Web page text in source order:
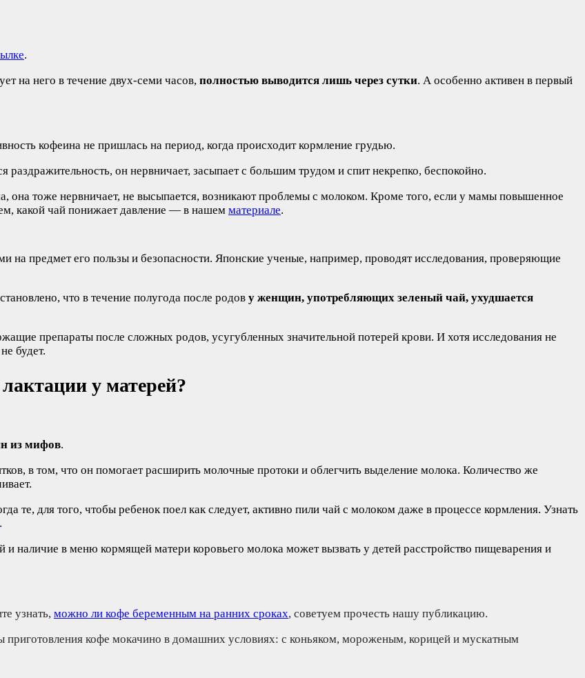
.
на него в течение двух-семи часов, полностью выводится лишь через сутки. А особенно активен в первый
кофеина не пришлась на период, когда происходит кормление грудью.
он нервничает, засыпает с большим трудом и спит некрепко, беспокойно.
тоже нервничает, не высыпается, возникают проблемы с молоком. Кроме того, если у мамы повышенное
какой чай понижает давление — в нашем материале.
на предмет его пользы и безопасности. Японские ученые, например, проводят исследования, проверяющие
что в течение полугода после родов у женщин, употребляющих зеленый чай, ухудшается
препараты после сложных родов, усугубленных значительной потерей крови. И хотя исследования не
будет.
у матерей?
из мифов.
в том, что он помогает расширить молочные протоки и облегчить выделение молока. Количество же
те, для того, чтобы ребенок поел как следует, активно пили чай с молоком даже в процессе кормления. Узнать
.
и наличие в меню кормящей матери коровьего молока может вызвать у детей расстройство пищеварения и
узнать, можно ли кофе беременным на ранних сроках, советуем прочесть нашу публикацию.
приготовления кофе мокачино в домашних условиях: с коньяком, мороженым, корицей и мускатным